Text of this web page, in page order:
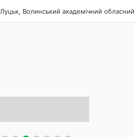
Луцьк, Волинський академічний